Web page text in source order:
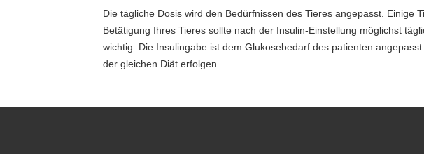
Die tägliche Dosis wird den Bedürfnissen des Tieres angepasst.
Betätigung Ihres Tieres sollte nach der Insulin-Einstellung möglichst
wichtig. Die Insulingabe ist dem Glukosebedarf des patienten
der gleichen Diät erfolgen .